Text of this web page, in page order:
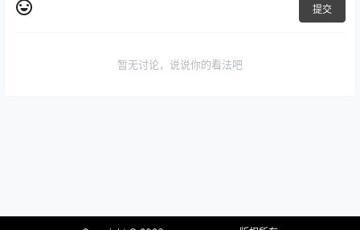
提交
暂无讨论，说说你的看法吧